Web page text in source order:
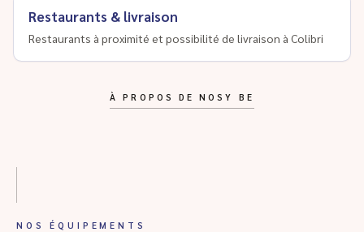
Restaurants & livraison
Restaurants à proximité et possibilité de livraison à Colibri
À PROPOS DE NOSY BE
NOS ÉQUIPEMENTS